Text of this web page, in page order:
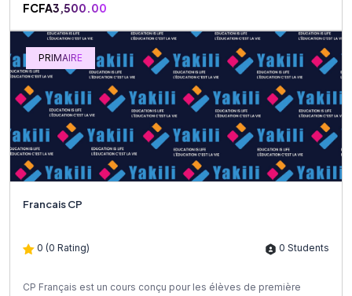
FCFA3,500.00
PRIMAIRE
Francais CP
0 (0 Rating) 0 Students
CP Français est un cours conçu pour les élèves de première